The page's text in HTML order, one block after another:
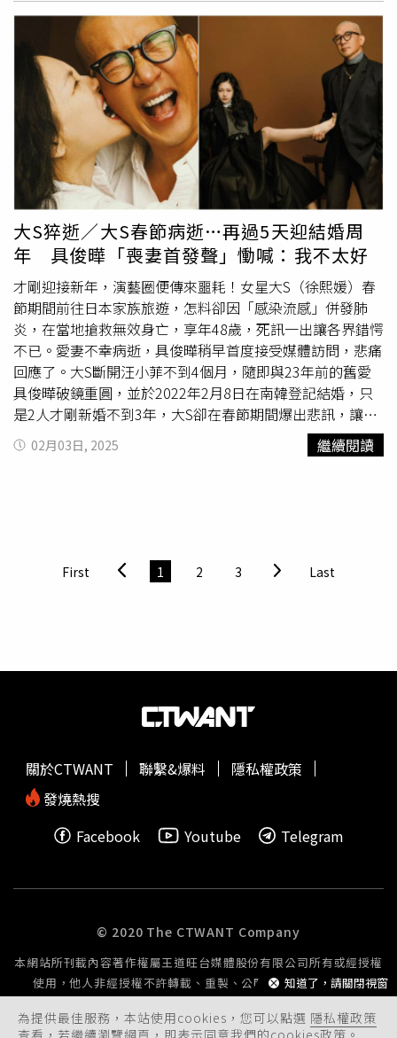
年帶孩子的用心良苦，他是MIT畢業的學霸，事業與工作的
成績有目共睹。謝謝大家的關心！」從這番公開發言中可
見，Melody對男方十分動心。事實上，Melody
閃嫁大她15
歲的前夫吳育奇後，2人育有寶貝兩千金，不過疑似年齡差
距甚大，夫妻倆相處頻有摩擦，最終拋下離婚震撼彈，她坦
言一路走來十分不容易，「彼此雙方性格與思想理念差距太
大的狀況下讓我們失去了關係該有的平衡。經過這些年的堅
持與努力過後，很遺憾我們停留在分岔路口。於是我們做出
非常困難的決定，我們雙方同意勇敢面對，處理與放下、並
且祝福彼此。我們決定和平的結束婚姻關係，感謝這一段時
光彼此的付出」，並表明往後也將繼續共同陪伴孩子成長。
大S猝逝／大S春節病逝…再過5天迎結婚周
年 具俊曄「喪妻首發聲」慟喊：我不太好
才剛迎接新年，演藝圈便傳來噩耗！女星大S（徐熙媛）春
節期間前往日本家族旅遊，怎料卻因「感染流感」併發肺
炎，在當地搶救無效身亡，享年48歲，死訊一出讓各界錯愕
不已。愛妻不幸病逝，具俊曄稍早首度接受媒體訪問，悲痛
回應了。大S斷開汪小菲不到4個月，隨即與23年前的舊愛
具俊曄破鏡重圓，並於2022年2月8日在南韓登記結婚，只
是2人才剛新婚不到3年，大S卻在春節期間爆出悲訊，讓這
段好不容易重逢的情緣，以遺憾畫下句點。再過5天就要迎
來3周年結婚紀念日，痛失愛妻的具俊曄今（3日）稍早接受
年，而與周渝民的「姐弟戀」卻僅維持不到3年，後來
汪小菲離婚後，回頭又與現任老公具俊曄再續前緣，一生感
02月03日, 2025 繼續閱讀
First 1 2 3 Last
為提供最佳服務，本站使用cookies，您可以點選 隱私權政策
查看，若繼續瀏覽網頁，即表示同意我們的cookies政策。
知道了，請關閉視窗
關於CTWANT 聯繫&爆料
隱私權政策
發燒熱搜
Facebook
Youtube Telegram
© 2020 The CTWANT Company
本網站所刊載內容著作權屬王道旺台媒體股份有限公司所有或經授權
使用，他人非經授權不許轉載、重製、公開播送或公開傳輸。